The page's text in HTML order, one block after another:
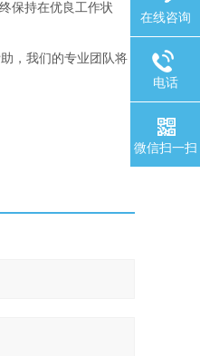
保持在优良工作状
，我们的专业团队将
在线咨询
电话
微信扫一扫